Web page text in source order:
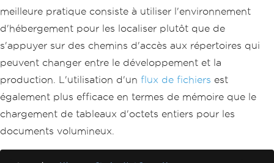
meilleure pratique consiste à utiliser l'environnement
d'hébergement pour les localiser plutôt que de
s'appuyer sur des chemins d'accès aux répertoires qui
peuvent changer entre le développement et la
production. L'utilisation d'un flux de fichiers est
également plus efficace en termes de mémoire que le
chargement de tableaux d'octets entiers pour les
documents volumineux.